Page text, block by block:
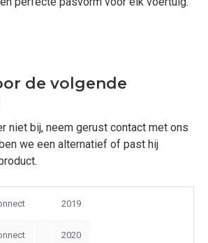
de volgende
niet bij, neem gerust contact met ons
we een alternatief of past hij
2019
2020